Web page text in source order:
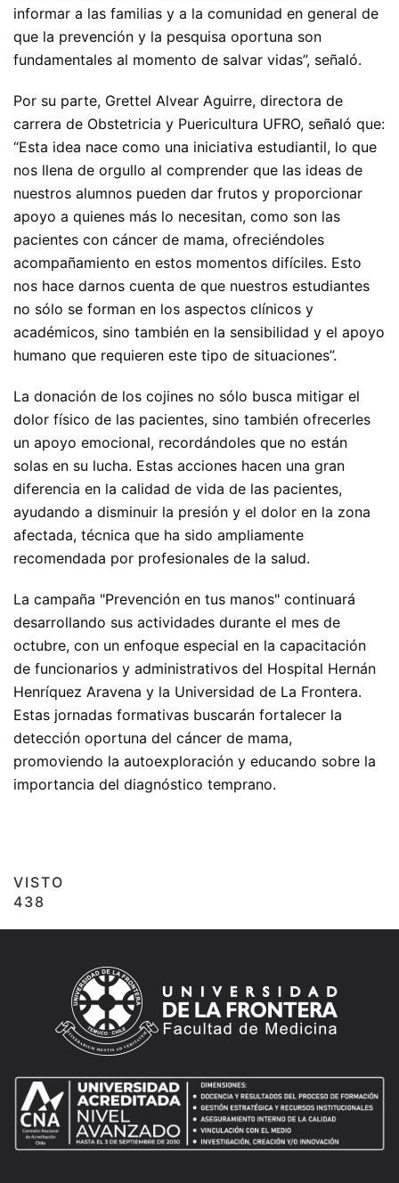
informar a las familias y a la comunidad en general de
que la prevención y la pesquisa oportuna son
fundamentales al momento de salvar vidas”, señaló.
Por su parte, Grettel Alvear Aguirre, directora de
carrera de Obstetricia y Puericultura UFRO, señaló que:
“Esta idea nace como una iniciativa estudiantil, lo que
nos llena de orgullo al comprender que las ideas de
nuestros alumnos pueden dar frutos y proporcionar
apoyo a quienes más lo necesitan, como son las
pacientes con cáncer de mama, ofreciéndoles
acompañamiento en estos momentos difíciles. Esto
nos hace darnos cuenta de que nuestros estudiantes
no sólo se forman en los aspectos clínicos y
académicos, sino también en la sensibilidad y el apoyo
humano que requieren este tipo de situaciones”.
La donación de los cojines no sólo busca mitigar el
dolor físico de las pacientes, sino también ofrecerles
un apoyo emocional, recordándoles que no están
solas en su lucha. Estas acciones hacen una gran
diferencia en la calidad de vida de las pacientes,
ayudando a disminuir la presión y el dolor en la zona
afectada, técnica que ha sido ampliamente
recomendada por profesionales de la salud.
La campaña "Prevención en tus manos" continuará
desarrollando sus actividades durante el mes de
octubre, con un enfoque especial en la capacitación
de funcionarios y administrativos del Hospital Hernán
Henríquez Aravena y la Universidad de La Frontera.
Estas jornadas formativas buscarán fortalecer la
detección oportuna del cáncer de mama,
promoviendo la autoexploración y educando sobre la
importancia del diagnóstico temprano.
VISTO
438